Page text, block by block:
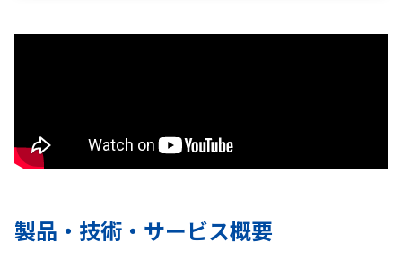
製品・技術・サービス概要